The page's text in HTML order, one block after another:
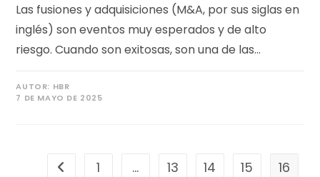
Las fusiones y adquisiciones (M&A, por sus siglas en
inglés) son eventos muy esperados y de alto
riesgo. Cuando son exitosas, son una de las…
AUTOR: HBR
7 DE MAYO DE 2025
1 … 13 14 15
16